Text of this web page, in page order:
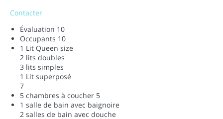
Contacter
Évaluation 10
Occupants 10
1 Lit Queen size
2 lits doubles
3 lits simples
1 Lit superposé
7
5 chambres à coucher 5
1 salle de bain avec baignoire
2 salles de bain avec douche